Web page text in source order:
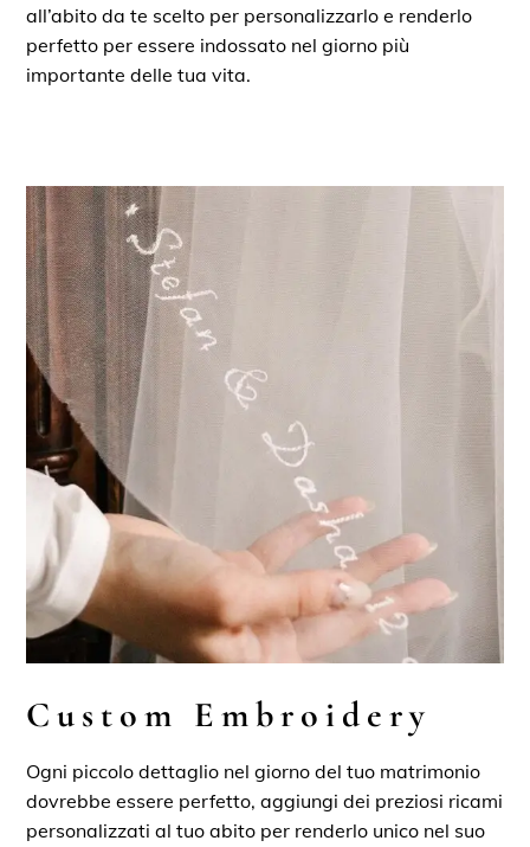
all’abito da te scelto per personalizzarlo e renderlo
perfetto per essere indossato nel giorno più
importante delle tua vita.
Custom Embroidery
Ogni piccolo dettaglio nel giorno del tuo matrimonio
dovrebbe essere perfetto, aggiungi dei preziosi ricami
personalizzati al tuo abito per renderlo unico nel suo